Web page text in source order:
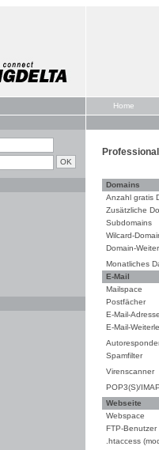
Home
Professional
Domains
Anzahl gratis
Zusätzliche
Subdomains
Wilcard-
Domain-
Monatliches
E-Mail
Mailspace
Postfächer
E-Mail-
E-Mail-
Spamfilter
Virenscanner
POP3(S)/
Webseite
Webspace
FTP-Benutzer
.htaccess